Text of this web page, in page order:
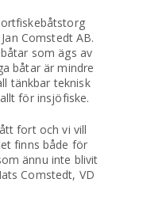
Comstedt AB.
som ägs av
båtar är mindre
tänkbar teknisk
för insjöfiske.
fort och vi vill
finns både för
ännu inte blivit
Comstedt, VD